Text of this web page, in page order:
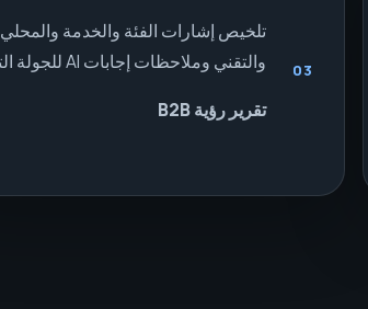
03
تلخيص إشارات الفئة والخدمة والمحلي
والتقني وملاحظات إجابات AI للجولة التالية.
تقرير رؤية B2B